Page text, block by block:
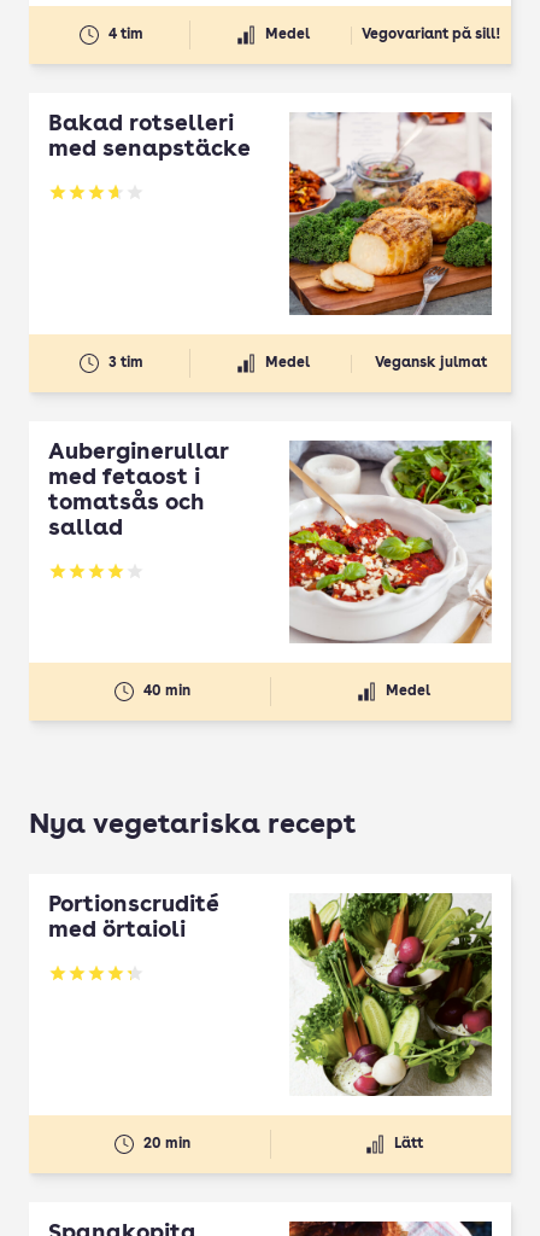
4 tim Medel Vegovariant på sill!
Bakad rotselleri
med senapstäcke
Betyg: 3.62 av 5
3 tim Medel Vegansk julmat
Auberginerullar
med fetaost i
tomatsås och
sallad
Betyg: 3.99 av 5
40 min Medel
Nya vegetariska recept
Portionscrudité
med örtaioli
Betyg: 4.27 av 5
20 min Lätt